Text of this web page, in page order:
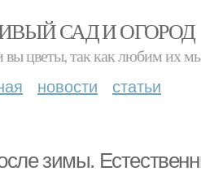
САД И ОГОРОД
вы цветы, так как любим их
новости статьи
зимы.